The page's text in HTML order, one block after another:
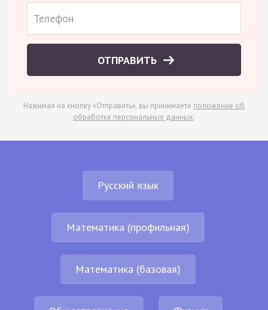
ОТПРАВИТЬ
Нажимая на кнопку «Отправить», вы принимаете положение об
обработке персональных данных.
Русский язык
Математика (профильная)
Математика (базовая)